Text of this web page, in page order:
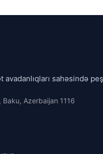
sahəsində
Azerbaijan 1116